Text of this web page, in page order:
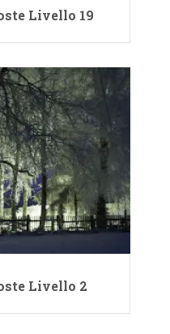
Livello 19
Livello 2